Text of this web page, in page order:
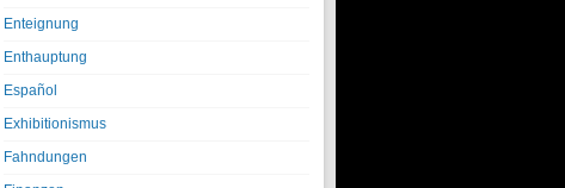
Enteignung
Enthauptung
Español
Exhibitionismus
Fahndungen